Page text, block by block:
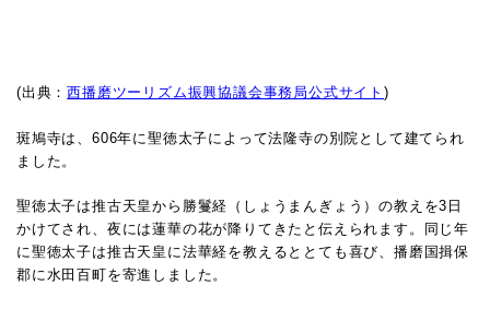
(出典：西播磨ツーリズム振興協議会事務局公式サイト)
斑鳩寺は、606年に聖徳太子によって法隆寺の別院として建てられ
ました。
聖徳太子は推古天皇から勝鬘経（しょうまんぎょう）の教えを3日
かけてされ、夜には蓮華の花が降りてきたと伝えられます。同じ年
に聖徳太子は推古天皇に法華経を教えるととても喜び、播磨国揖保
郡に水田百町を寄進しました。